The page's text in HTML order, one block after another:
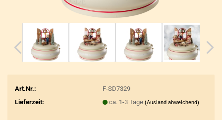
Art.Nr.:
F-SD7329
Lieferzeit:
ca. 1-3 Tage (Ausland abweichend)